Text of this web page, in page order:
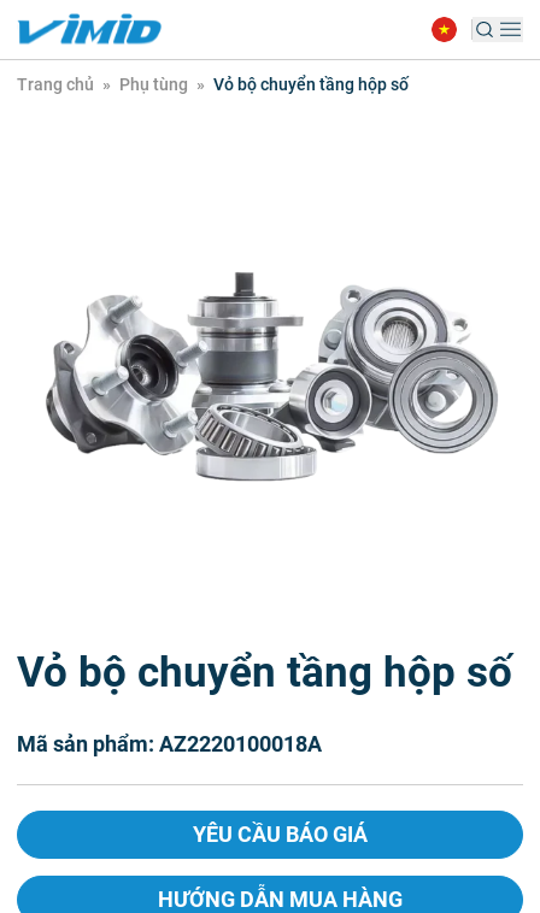
Trang chủ » Phụ tùng » Vỏ bộ chuyển tầng hộp số
Vỏ bộ chuyển tầng hộp số
Mã sản phẩm: AZ2220100018A
YÊU CẦU BÁO GIÁ
HƯỚNG DẪN MUA HÀNG